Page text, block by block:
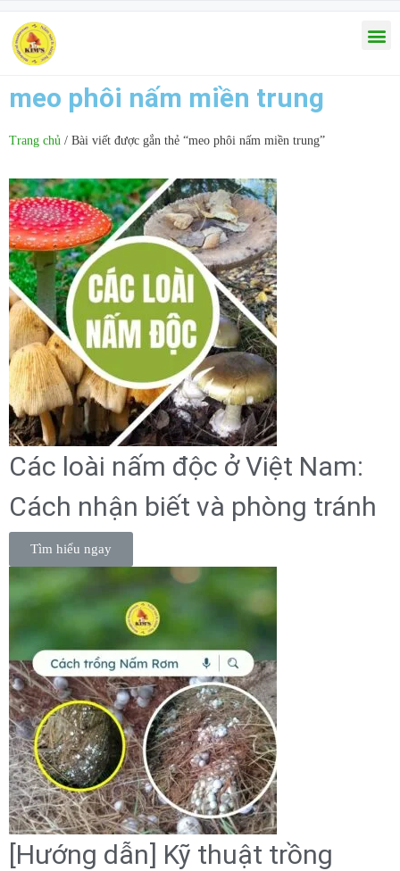
meo phôi nấm miền trung
Trang chủ / Bài viết được gắn thẻ “meo phôi nấm miền trung”
Các loài nấm độc ở Việt Nam:
Cách nhận biết và phòng tránh
Tìm hiểu ngay
[Hướng dẫn] Kỹ thuật trồng